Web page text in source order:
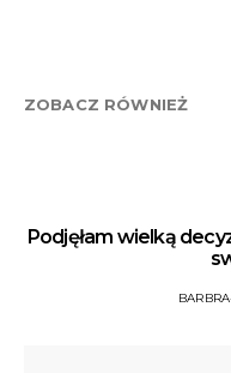
ZOBACZ RÓWNIEŻ
Podjęłam wielką